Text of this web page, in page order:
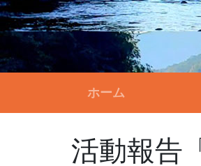
ホーム
活動報告